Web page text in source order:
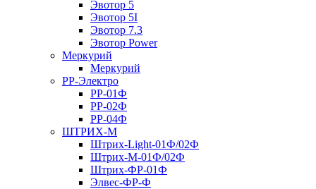
Эвотор 5
Эвотор 5I
Эвотор 7.3
Эвотор Power
Меркурий
Меркурий
РР-Электро
РР-01Ф
РР-02Ф
РР-04Ф
ШТРИХ-М
Штрих-Light-01Ф/02Ф
Штрих-М-01Ф/02Ф
Штрих-ФР-01Ф
Элвес-ФР-Ф